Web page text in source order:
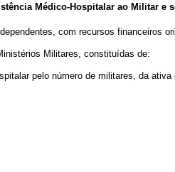
Médico-Hospitalar ao Militar e
com recursos financeiros
Militares, constituídas de:
pelo número de militares, da ativa